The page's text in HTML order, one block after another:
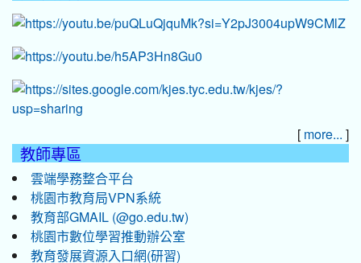
[ more... ]
教師專區
雲端學務整合平台
桃園市教育局VPN系統
教育部GMAIL (@go.edu.tw)
桃園市數位學習推動辦公室
教育發展資源入口網(研習)